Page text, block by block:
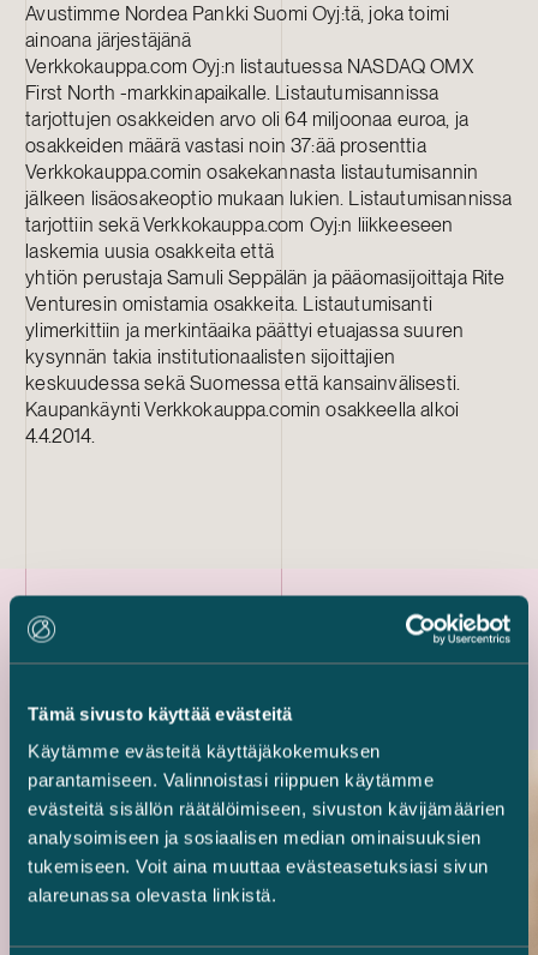
Tämä sivusto käyttää evästeitä
Käytämme evästeitä käyttäjäkokemuksen
parantamiseen. Valinnoistasi riippuen käytämme
evästeitä sisällön räätälöimiseen, sivuston kävijämäärien
analysoimiseen ja sosiaalisen median ominaisuuksien
tukemiseen. Voit aina muuttaa evästeasetuksiasi sivun
alareunassa olevasta linkistä.
Avustimme Nordea Pankki Suomi Oyj:tä, joka toimi
ainoana järjestäjänä
Verkkokauppa.com Oyj:n listautuessa NASDAQ OMX
First North -markkinapaikalle. Listautumisannissa
tarjottujen osakkeiden arvo oli 64 miljoonaa euroa, ja
osakkeiden määrä vastasi noin 37:ää prosenttia
Verkkokauppa.comin osakekannasta listautumisannin
jälkeen lisäosakeoptio mukaan lukien. Listautumisannissa
tarjottiin sekä Verkkokauppa.com Oyj:n liikkeeseen
laskemia uusia osakkeita että
yhtiön perustaja Samuli Seppälän ja pääomasijoittaja Rite
Venturesin omistamia osakkeita. Listautumisanti
ylimerkittiin ja merkintäaika päättyi etuajassa suuren
kysynnän takia institutionaalisten sijoittajien
keskuudessa sekä Suomessa että kansainvälisesti.
Kaupankäynti Verkkokauppa.comin osakkeella alkoi
4.4.2014.
Uusimmat referenssit